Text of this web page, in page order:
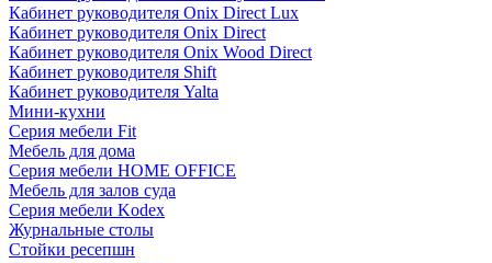
Кабинет руководителя Onix Direct Lux
Кабинет руководителя Onix Direct
Кабинет руководителя Onix Wood Direct
Кабинет руководителя Shift
Кабинет руководителя Yalta
Мини-кухни
Серия мебели Fit
Мебель для дома
Серия мебели HOME OFFICE
Мебель для залов суда
Серия мебели Kodex
Журнальные столы
Стойки ресепшн